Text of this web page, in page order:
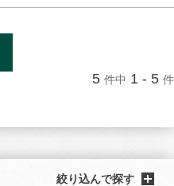
5 件中 1 - 5 件
絞り込んで探す